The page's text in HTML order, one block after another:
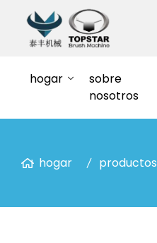
hogar
sobre
nosotros
hogar productos